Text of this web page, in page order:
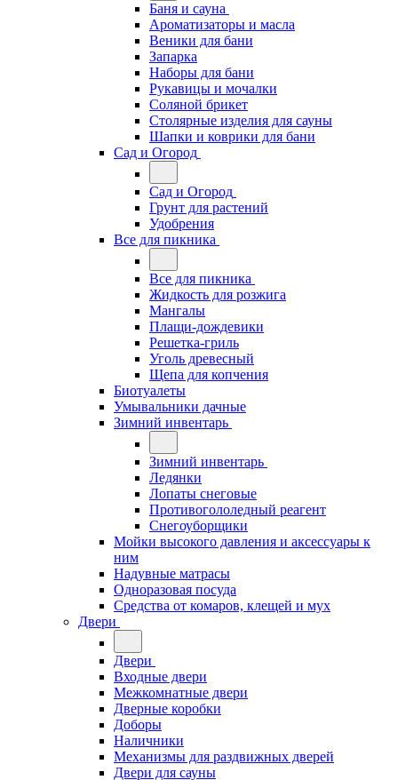
Баня и сауна
Ароматизаторы и масла
Веники для бани
Запарка
Наборы для бани
Рукавицы и мочалки
Соляной брикет
Столярные изделия для сауны
Шапки и коврики для бани
Сад и Огород
Сад и Огород
Грунт для растений
Удобрения
Все для пикника
Все для пикника
Жидкость для розжига
Мангалы
Плащи-дождевики
Решетка-гриль
Уголь древесный
Щепа для копчения
Биотуалеты
Умывальники дачные
Зимний инвентарь
Зимний инвентарь
Ледянки
Лопаты снеговые
Противогололедный реагент
Снегоуборщики
Мойки высокого давления и аксессуары к
ним
Надувные матрасы
Одноразовая посуда
Средства от комаров, клещей и мух
Двери
Двери
Входные двери
Межкомнатные двери
Дверные коробки
Доборы
Наличники
Механизмы для раздвижных дверей
Двери для сауны